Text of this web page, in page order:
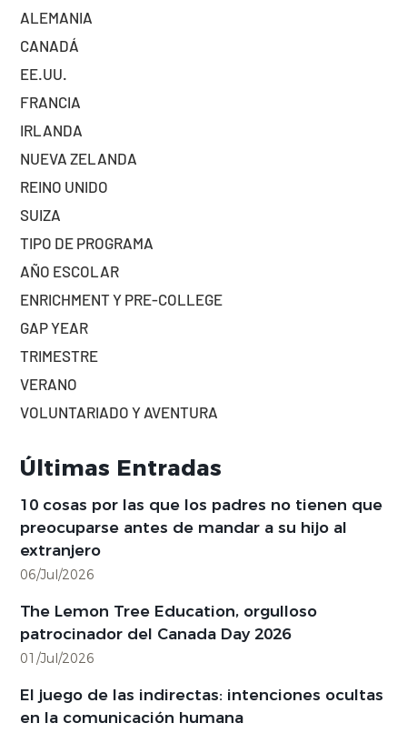
ALEMANIA
CANADÁ
EE.UU.
FRANCIA
IRLANDA
NUEVA ZELANDA
REINO UNIDO
SUIZA
TIPO DE PROGRAMA
AÑO ESCOLAR
ENRICHMENT Y PRE-COLLEGE
GAP YEAR
TRIMESTRE
VERANO
VOLUNTARIADO Y AVENTURA
Últimas Entradas
10 cosas por las que los padres no tienen que
preocuparse antes de mandar a su hijo al
extranjero
06/Jul/2026
The Lemon Tree Education, orgulloso
patrocinador del Canada Day 2026
01/Jul/2026
El juego de las indirectas: intenciones ocultas
en la comunicación humana